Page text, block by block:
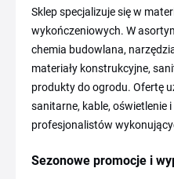
Sklep specjalizuje się w
wykończeniowych. W
chemia budowlana,
materiały konstrukcyjne,
produkty do ogrodu. Ofertę
sanitarne, kable, oświetlenie i
profesjonalistów
Sezonowe promocje i